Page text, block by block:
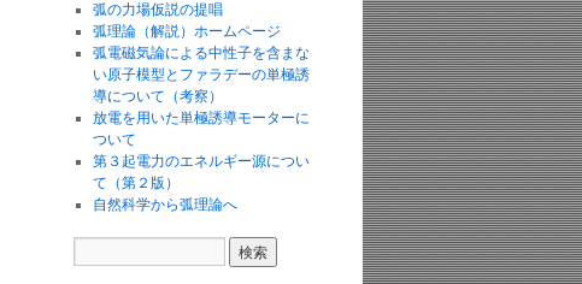
弧の力場仮説の提唱
弧理論（解説）ホームページ
弧電磁気論による中性子を含まな
い原子模型とファラデーの単極誘
導について（考察）
放電を用いた単極誘導モーターに
ついて
第３起電力のエネルギー源につい
て（第２版）
自然科学から弧理論へ